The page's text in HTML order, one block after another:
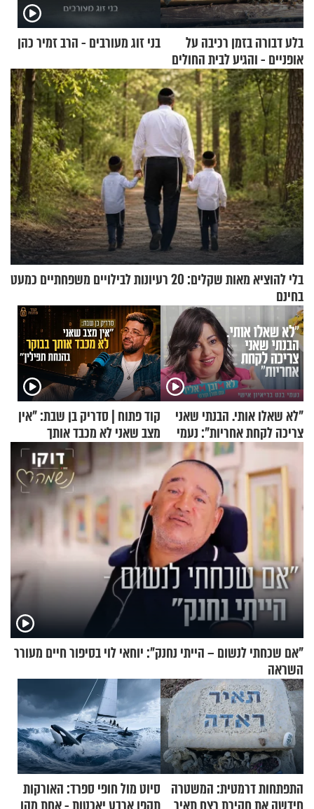
בלע דבורה בזמן רכיבה על
אופניים - והגיע לבית החולים
במצב מסכן חיים
בני זוג מעורבים - הרב זמיר כהן
בלי להוציא מאות שקלים: 20 רעיונות לבילויים משפחתיים כמעט
בחינם
"לא שאלו אותי. הבנתי שאני
צריכה לקחת אחריות": נעמי
בנט בריאיון אישי
קוד פתוח | סדריק בן שבת: "אין
מצב שאני לא מכבד אותך
בבוקר בהנחת תפילין"
"אם שכחתי לנשום – הייתי נחנק": יוחאי לוי בסיפור חיים מעורר
השראה
התפתחות דרמטית: המשטרה סיוט מול חופי ספרד: האורקות